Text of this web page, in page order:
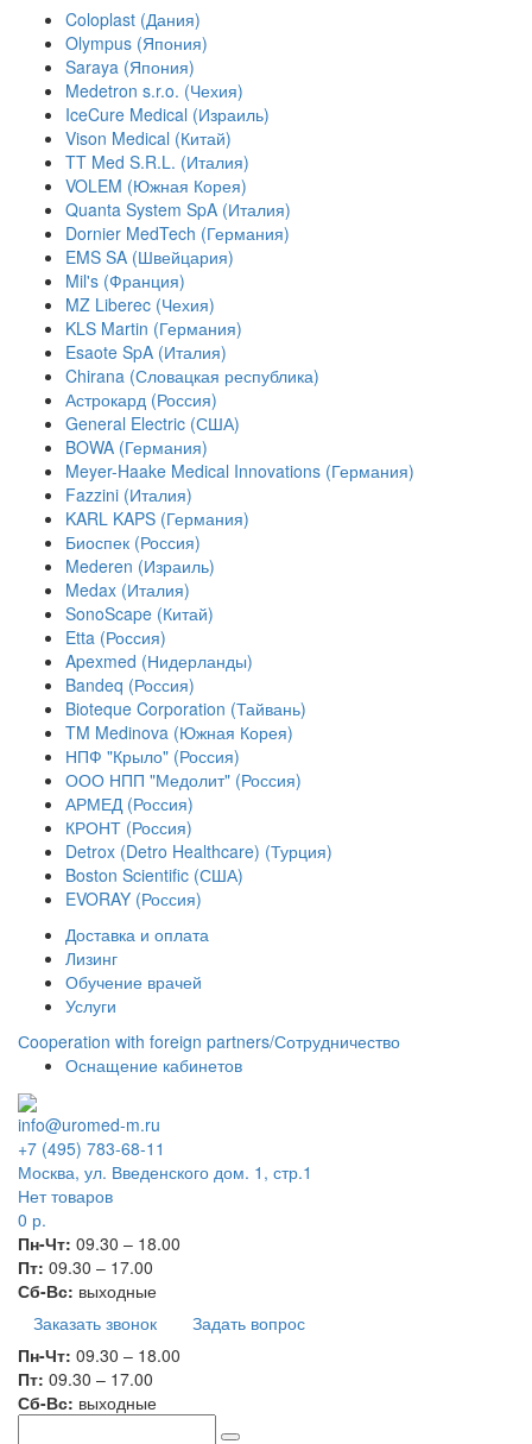
Coloplast (Дания)
Olympus (Япония)
Saraya (Япония)
Medetron s.r.o. (Чехия)
IceCure Medical (Израиль)
Vison Medical (Китай)
TT Med S.R.L. (Италия)
VOLEM (Южная Корея)
Quanta System SpA (Италия)
Dornier MedTech (Германия)
EMS SA (Швейцария)
Mil's (Франция)
MZ Liberec (Чехия)
KLS Martin (Германия)
Esaote SpA (Италия)
Chirana (Словацкая республика)
Астрокард (Россия)
General Electric (США)
BOWA (Германия)
Meyer-Haake Medical Innovations (Германия)
Fazzini (Италия)
KARL KAPS (Германия)
Биоспек (Россия)
Mederen (Израиль)
Medax (Италия)
SonoScape (Китай)
Etta (Россия)
Apexmed (Нидерланды)
Bandeq (Россия)
Bioteque Corporation (Тайвань)
TM Medinova (Южная Корея)
НПФ "Крыло" (Россия)
ООО НПП "Медолит" (Россия)
АРМЕД (Россия)
КРОНТ (Россия)
Detrox (Detro Healthcare) (Турция)
Boston Scientific (США)
EVORAY (Россия)
Доставка и оплата
Лизинг
Обучение врачей
Услуги
Сooperation with foreign partners/Сотрудничество
Оснащение кабинетов
info@uromed-m.ru
+7 (495) 783-68-11
Москва, ул. Введенского дом. 1, стр.1
Нет товаров
0 р.
Пн-Чт: 09.30 – 18.00
Пт: 09.30 – 17.00
Сб-Вс: выходные
Заказать звонок
Задать вопрос
Пн-Чт: 09.30 – 18.00
Пт: 09.30 – 17.00
Сб-Вс: выходные